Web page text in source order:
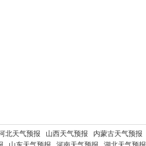
北天气预报 山西天气预报 内蒙古天气预报